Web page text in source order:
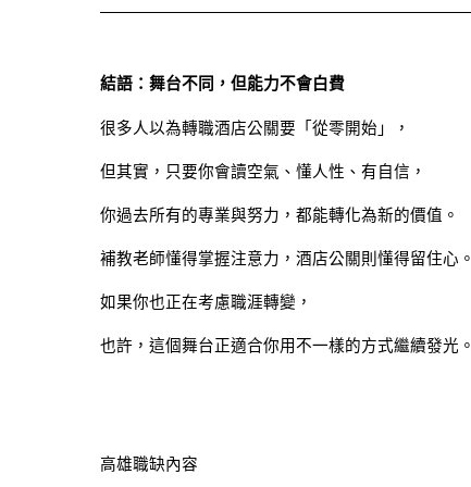
結語：舞台不同，但能力不會白費
很多人以為轉職酒店公關要「從零開始」，
但其實，只要你會讀空氣、懂人性、有自信，
你過去所有的專業與努力，都能轉化為新的價值。
補教老師懂得掌握注意力，酒店公關則懂得留住心。
如果你也正在考慮職涯轉變，
也許，這個舞台正適合你用不一樣的方式繼續發光。
高雄職缺內容